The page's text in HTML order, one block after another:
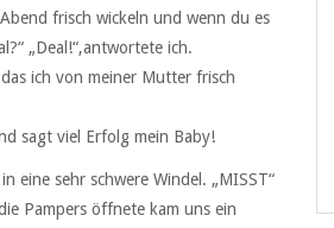
frisch wickeln und wenn du es
„Deal!“,antwortete ich.
ich von meiner Mutter frisch
sagt viel Erfolg mein Baby!
eine sehr schwere Windel. „MISST“
Pampers öffnete kam uns ein